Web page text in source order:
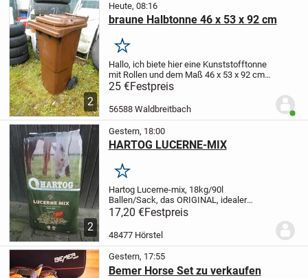
2
Heute, 08:16
braune Halbtonne 46 x 53 x 92 cm
Merken
Hallo, ich biete hier eine Kunststofftonne
mit Rollen und dem Maß 46 x 53 x 92 cm
zum Kauf an. Das Innenmaß ist 36 x 36 x
50 cm. Die Tonne ist ohne Mängel,
sauber, geruchsfrei und kann als
25 €Festpreis
56588 Waldbreitbach
2
Gestern, 18:00
HARTOG LUCERNE-MIX
Merken
Hartog Lucerne-mix, 18kg/90l
Ballen/Sack, das ORIGINAL, idealer
Raufutterersatz oder als gesunde Zugabe
Preis bei Abnahme von min. 21 Ballen
16,90 Euro/Stück inkl. MWSt und ab Lager
bei Barzahlung...
17,20 €Festpreis
48477 Hörstel
Gestern, 17:55
Bemer Horse Set zu verkaufen